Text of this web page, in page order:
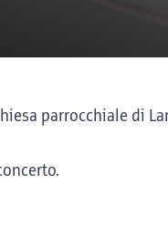
parrocchiale di